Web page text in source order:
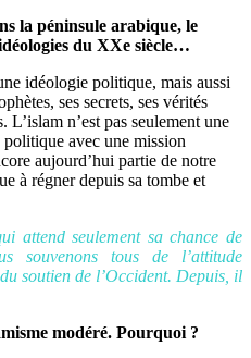
la péninsule arabique, le
du XXe siècle…
idéologie politique, mais aussi
ses secrets, ses vérités
L’islam n’est pas seulement une
avec une mission
aujourd’hui partie de notre
à régner depuis sa tombe et
attend seulement sa chance de
souvenons tous de l’attitude
soutien de l’Occident. Depuis, il
modéré. Pourquoi ?